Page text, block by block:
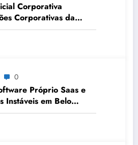
Corporativa
Corporativas da
3083
0
Próprio Saas e
Instáveis em Belo
Brasil – Guia 3449